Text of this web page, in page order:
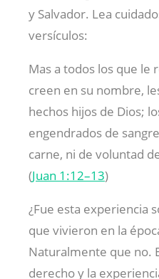
y Salvador. Lea
versículos:
Mas a todos los que le
creen en su nombre,
hechos hijos de Dios;
engendrados de
carne, ni de voluntad
(Juan 1:12–13)
¿Fue esta experiencia
que vivieron en la
Naturalmente que no.
derecho y la